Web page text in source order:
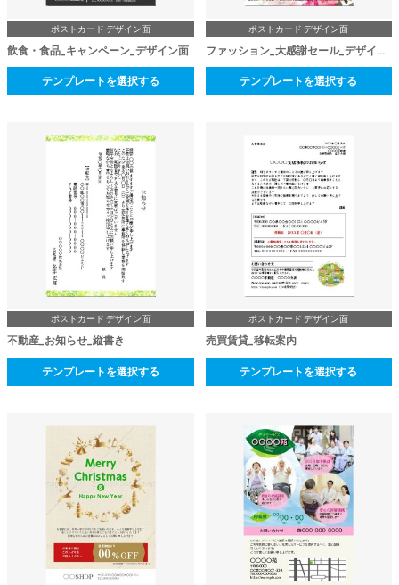
ポストカード デザイン面
飲食・食品_キャンペーン_デザイン面
テンプレートを選択する
ポストカード デザイン面
ファッション_大感謝セール_デザイン面
テンプレートを選択する
ポストカード デザイン面
不動産_お知らせ_縦書き
テンプレートを選択する
ポストカード デザイン面
売買賃貸_移転案内
テンプレートを選択する